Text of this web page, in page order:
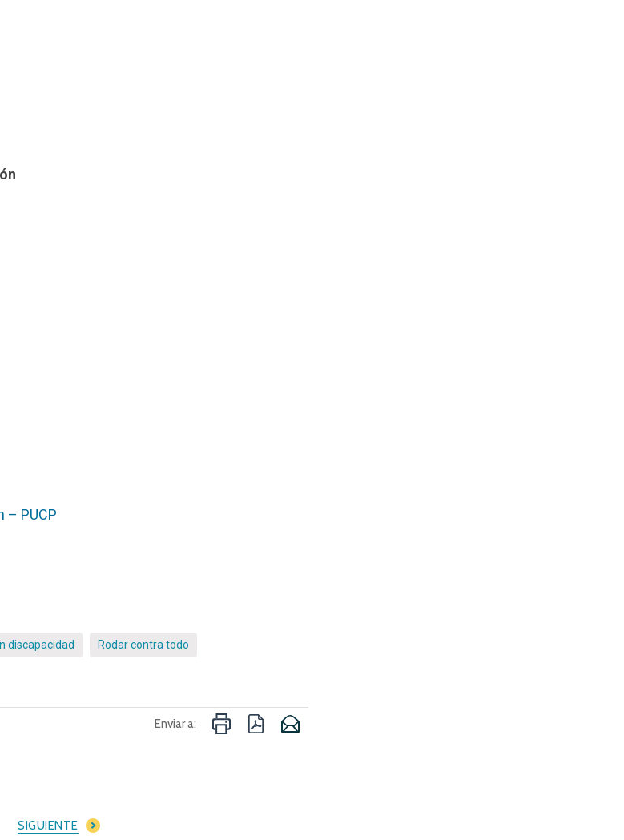
– PUCP
discapacidad Rodar contra todo
Enviar a:
SIGUIENTE